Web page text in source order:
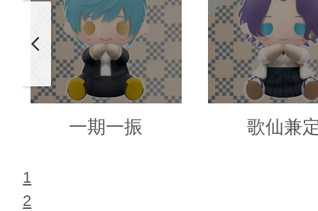
一期一振 歌仙兼
1
2